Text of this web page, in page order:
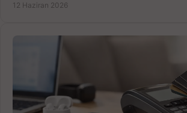
12 Haziran 2026